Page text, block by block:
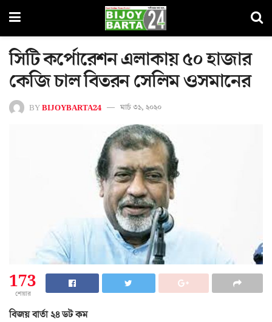
সিটি কর্পোরেশন এলাকায় ৫০ হাজার
কেজি চাল বিতরন সেলিম ওসমানের
BYBIJOYBARTA24 মার্চ ৩১, ২০২০
173
শেয়ার
বিজয় বার্তা ২৪ ডট কম